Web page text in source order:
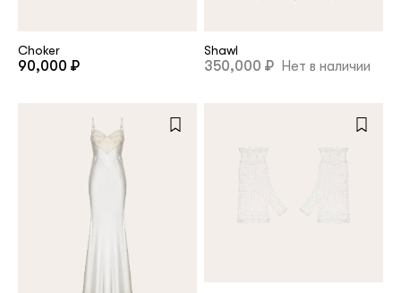
Choker
90,000 ₽
Shawl
350,000 ₽ Нет в наличии